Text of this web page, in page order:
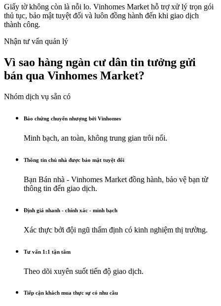
Giấy tờ không còn là nỗi lo. Vinhomes Market hỗ trợ xử lý trọn gói
thủ tục, bảo mật tuyệt đối và luôn đồng hành đến khi giao dịch
thành công.
Nhận tư vấn quản lý
Vì sao hàng ngàn cư dân tin tưởng gửi
bán qua Vinhomes Market?
Nhóm dịch vụ sẵn có
Bảo chứng chuyển nhượng bởi Vinhomes
Minh bạch, an toàn, không trung gian trôi nổi.
Thông tin chủ nhà được bảo mật tuyệt đối
Bạn Bán nhà - Vinhomes Market đồng hành, bảo vệ bạn từ
thông tin đến giao dịch.
Định giá nhanh - chính xác - minh bạch
Xác thực bởi đội ngũ thẩm định có kinh nghiệm thị trường.
Tư vấn 1:1 tận tâm
Theo dõi xuyên suốt tiến độ giao dịch.
Tiếp cận khách mua thực sự có nhu cầu